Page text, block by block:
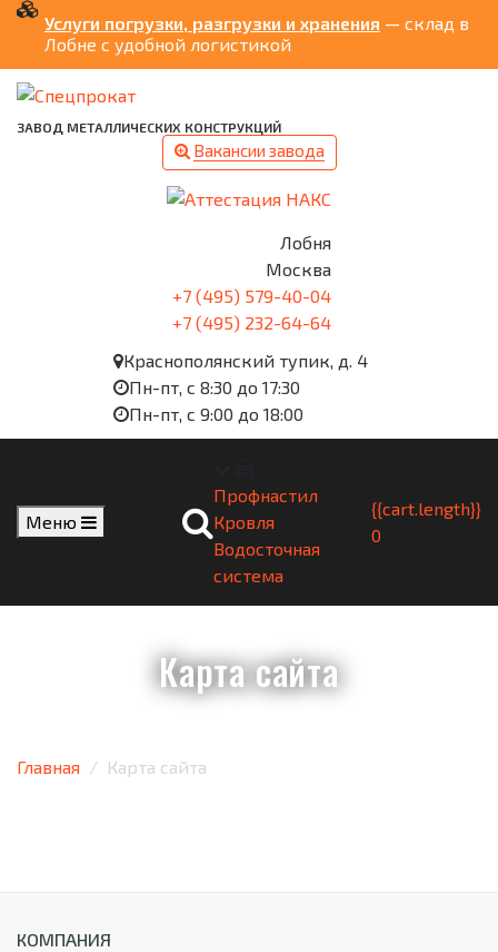
Услуги погрузки, разгрузки и хранения — склад в
Лобне с удобной логистикой
ЗАВОД МЕТАЛЛИЧЕСКИХ КОНСТРУКЦИЙ
Вакансии завода
Краснополянский тупик, д. 4
Пн-пт, с 8:30 до 17:30
Пн-пт, с 9:00 до 18:00
Лобня
Москва
+7 (495) 579-40-04
+7 (495) 232-64-64
Меню
Профнастил
Кровля
Водосточная
система
{{cart.length}}
0
Карта сайта
Главная Карта сайта
КОМПАНИЯ